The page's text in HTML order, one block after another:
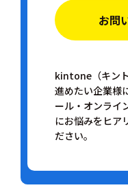
お問
kintone（キン
進めたい企業様
ール・オンライ
にお悩みをヒア
ださい。